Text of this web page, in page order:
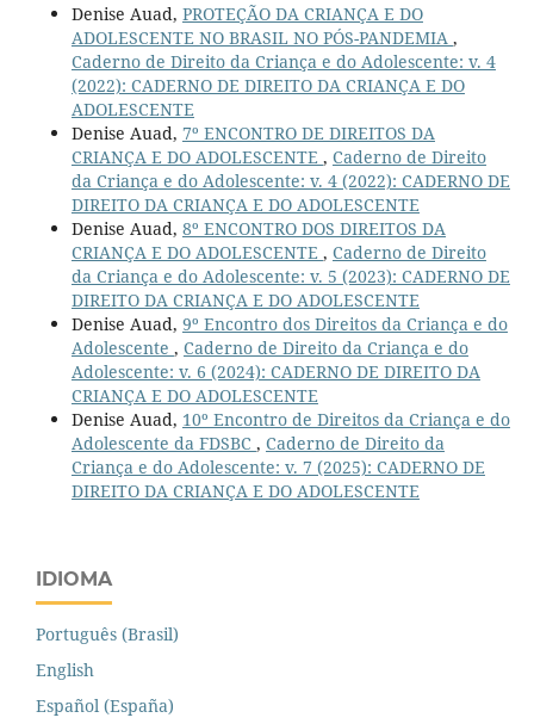
Denise Auad, PROTEÇÃO DA CRIANÇA E DO
ADOLESCENTE NO BRASIL NO PÓS-PANDEMIA ,
Caderno de Direito da Criança e do Adolescente: v. 4
(2022): CADERNO DE DIREITO DA CRIANÇA E DO
ADOLESCENTE
Denise Auad, 7º ENCONTRO DE DIREITOS DA
CRIANÇA E DO ADOLESCENTE , Caderno de Direito
da Criança e do Adolescente: v. 4 (2022): CADERNO DE
DIREITO DA CRIANÇA E DO ADOLESCENTE
Denise Auad, 8º ENCONTRO DOS DIREITOS DA
CRIANÇA E DO ADOLESCENTE , Caderno de Direito
da Criança e do Adolescente: v. 5 (2023): CADERNO DE
DIREITO DA CRIANÇA E DO ADOLESCENTE
Denise Auad, 9º Encontro dos Direitos da Criança e do
Adolescente , Caderno de Direito da Criança e do
Adolescente: v. 6 (2024): CADERNO DE DIREITO DA
CRIANÇA E DO ADOLESCENTE
Denise Auad, 10º Encontro de Direitos da Criança e do
Adolescente da FDSBC , Caderno de Direito da
Criança e do Adolescente: v. 7 (2025): CADERNO DE
DIREITO DA CRIANÇA E DO ADOLESCENTE
IDIOMA
Português (Brasil)
English
Español (España)